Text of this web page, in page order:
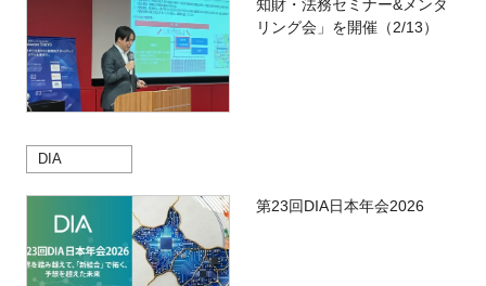
知財・法務セミナー&メンタ
リング会」を開催（2/13）
DIA
第23回DIA日本年会2026